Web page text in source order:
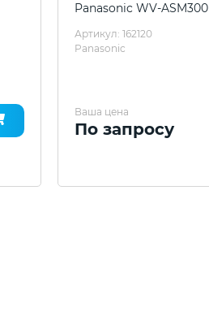
Panasonic WV-ASM300
Артикул: 162120
Panasonic
Ваша цена
По запросу